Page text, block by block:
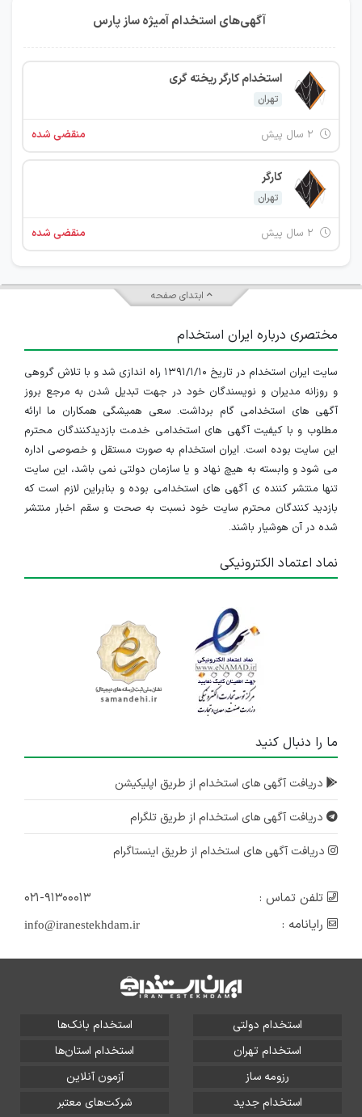
آگهی‌های استخدام آمیژه ساز پارس
استخدام کارگر ریخته گری
تهران
منقضی شده
کارگر
تهران
منقضی شده
ابتدای صفحه
مختصری درباره ایران استخدام
سایت ایران استخدام در تاریخ ۱۳۹۱/۱/۱۰ راه اندازی شد و با تلاش گروهی
و روزانه مدیران و نویسندگان خود در جهت تبدیل شدن به مرجع بروز
آگهی های استخدامی گام برداشت. سعی همیشگی همکاران ما ارائه
مطلوب و با کیفیت آگهی های استخدامی خدمت بازدیدکنندگان محترم
این سایت بوده است. ایران استخدام به صورت مستقل و خصوصی اداره
می شود و وابسته به هیچ نهاد و یا سازمان دولتی نمی باشد، این سایت
تنها منتشر کننده ی آگهی های استخدامی بوده و بنابراین لازم است که
بازدید کنندگان محترم سایت خود نسبت به صحت و سقم اخبار منتشر
شده در آن هوشیار باشند.
نماد اعتماد الکترونیکی
ما را دنبال کنید
دریافت آگهی های استخدام از طریق اپلیکیشن
دریافت آگهی های استخدام از طریق تلگرام
دریافت آگهی های استخدام از طریق اینستاگرام
تلفن تماس :
۰۲۱-۹۱۳۰۰۰۱۳
رایانامه :
info@iranestekhdam.ir
استخدام دولتی
استخدام بانک‌ها
استخدام تهران
استخدام استان‌ها
رزومه ساز
آزمون آنلاین
استخدام جدید
شرکت‌های معتبر